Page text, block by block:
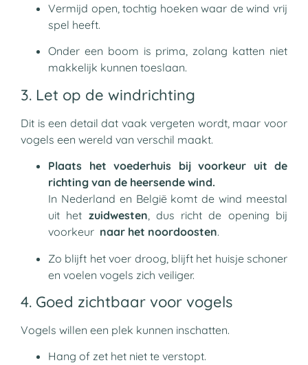
Vermijd open, tochtig hoeken waar de wind vrij
spel heeft.
Onder een boom is prima, zolang katten niet
makkelijk kunnen toeslaan.
3. Let op de windrichting
Dit is een detail dat vaak vergeten wordt, maar voor
vogels een wereld van verschil maakt.
Plaats het voederhuis bij voorkeur uit de
richting van de heersende wind.
In Nederland en België komt de wind meestal
uit het zuidwesten, dus richt de opening bij
voorkeur naar het noordoosten.
Zo blijft het voer droog, blijft het huisje schoner
en voelen vogels zich veiliger.
4. Goed zichtbaar voor vogels
Vogels willen een plek kunnen inschatten.
Hang of zet het niet te verstopt.